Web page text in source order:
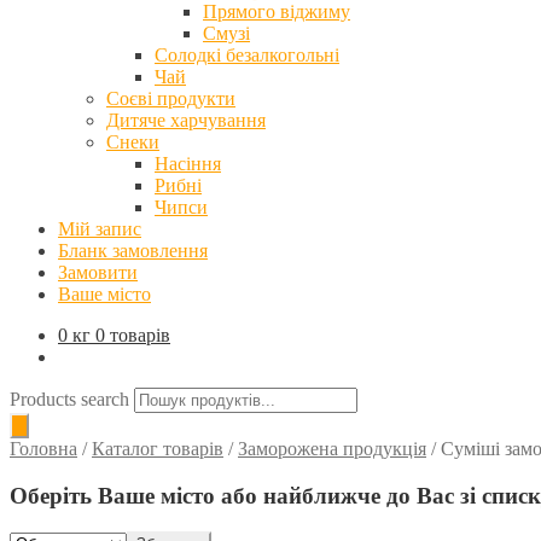
Прямого віджиму
Смузі
Солодкі безалкогольні
Чай
Соєві продукти
Дитяче харчування
Снеки
Насіння
Рибні
Чипси
Мій запис
Бланк замовлення
Замовити
Ваше місто
0 кг 0 товарів
Products search
Головна /Каталог товарів /Заморожена продукція /Суміші
Оберіть Ваше місто або найближче до Вас зі